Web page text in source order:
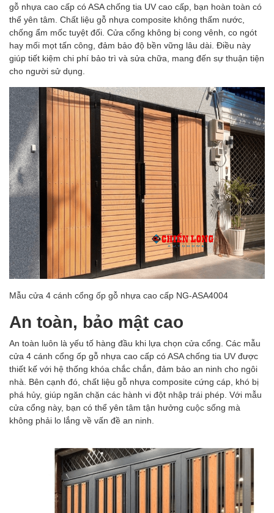
gỗ nhựa cao cấp có ASA chống tia UV cao cấp, bạn hoàn toàn có
thể yên tâm. Chất liệu gỗ nhựa composite không thấm nước,
chống ẩm mốc tuyệt đối. Cửa cổng không bị cong vênh, co ngót
hay mối mọt tấn công, đảm bảo độ bền vững lâu dài. Điều này
giúp tiết kiệm chi phí bảo trì và sửa chữa, mang đến sự thuận tiện
cho người sử dụng.
Mẫu cửa 4 cánh cổng ốp gỗ nhựa cao cấp NG-ASA4004
An toàn, bảo mật cao
An toàn luôn là yếu tố hàng đầu khi lựa chọn cửa cổng. Các mẫu
cửa 4 cánh cổng ốp gỗ nhựa cao cấp có ASA chống tia UV được
thiết kế với hệ thống khóa chắc chắn, đảm bảo an ninh cho ngôi
nhà. Bên cạnh đó, chất liệu gỗ nhựa composite cứng cáp, khó bị
phá hủy, giúp ngăn chặn các hành vi đột nhập trái phép. Với mẫu
cửa cổng này, bạn có thể yên tâm tận hưởng cuộc sống mà
không phải lo lắng về vấn đề an ninh.